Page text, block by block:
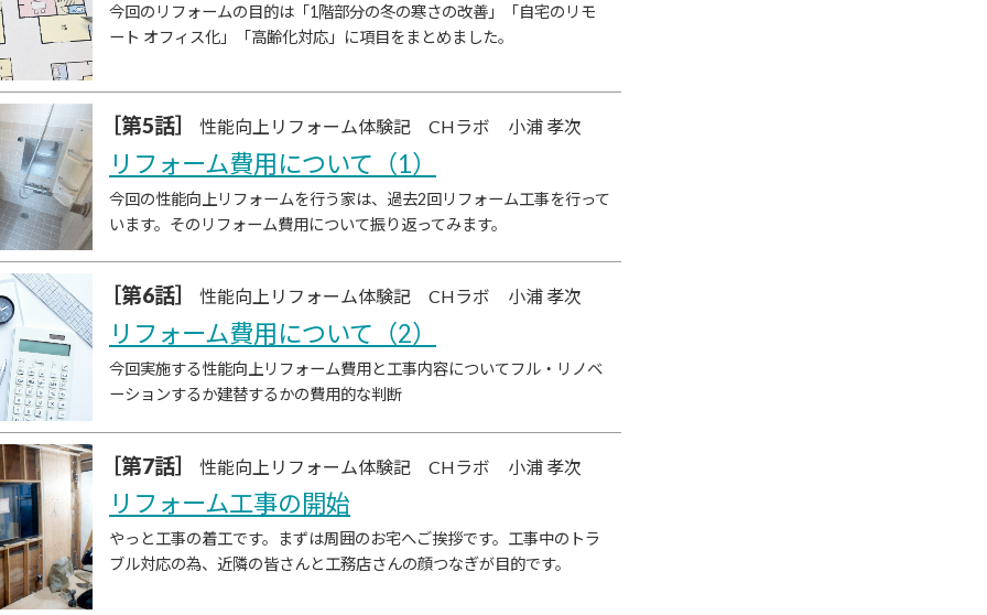
今回のリフォームの目的は「1階部分の冬の寒さの改善」「自宅のリモ
ート オフィス化」「高齢化対応」に項目をまとめました。
［第5話］ 性能向上リフォーム体験記 CHラボ 小浦 孝次
リフォーム費用について（1）
今回の性能向上リフォームを行う家は、過去2回リフォーム工事を行って
います。そのリフォーム費用について振り返ってみます。
［第6話］ 性能向上リフォーム体験記 CHラボ 小浦 孝次
リフォーム費用について（2）
今回実施する性能向上リフォーム費用と工事内容についてフル・リノベ
ーションするか建替するかの費用的な判断
［第7話］ 性能向上リフォーム体験記 CHラボ 小浦 孝次
リフォーム工事の開始
やっと工事の着工です。まずは周囲のお宅へご挨拶です。工事中のトラ
ブル対応の為、近隣の皆さんと工務店さんの顔つなぎが目的です。